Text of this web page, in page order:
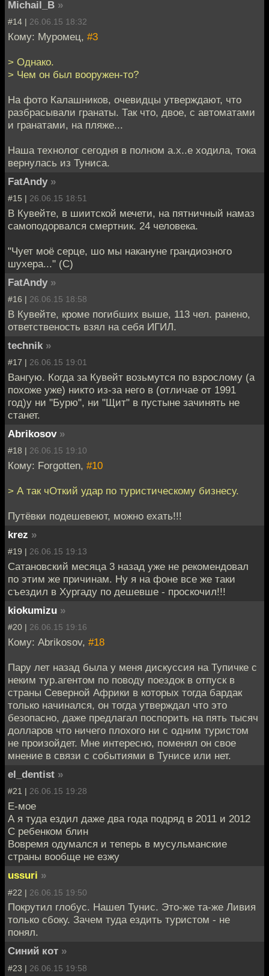
Michail_B »
#14 | 26.06.15 18:32
Кому: Муромец, #3
> Однако.
> Чем он был вооружен-то?
На фото Калашников, очевидцы утверждают, что
разбрасывали гранаты. Так что, двое, с автоматами
и гранатами, на пляже...
Наша технолог сегодня в полном а.х..е ходила, тока
вернулась из Туниса.
FatAndy »
#15 | 26.06.15 18:51
В Кувейте, в шиитской мечети, на пятничный намаз
самоподорвался смертник. 24 человека.
"Чует моё серце, шо мы накануне грандиозного
шухера..." (С)
FatAndy »
#16 | 26.06.15 18:58
В Кувейте, кроме погибших выше, 113 чел. ранено,
ответственость взял на себя ИГИЛ.
technik »
#17 | 26.06.15 19:01
Вангую. Когда за Кувейт возьмутся по взрослому (а
похоже уже) никто из-за него в (отличае от 1991
год)у ни "Бурю", ни "Щит" в пустыне зачинять не
станет.
Abrikosov »
#18 | 26.06.15 19:10
Кому: Forgotten, #10
> А так чОткий удар по туристическому бизнесу.
Путёвки подешевеют, можно ехать!!!
krez »
#19 | 26.06.15 19:13
Сатановский месяца 3 назад уже не рекомендовал
по этим же причинам. Ну я на фоне все же таки
съездил в Хургаду по дешевше - проскочил!!!
kiokumizu »
#20 | 26.06.15 19:16
Кому: Abrikosov, #18
Пару лет назад была у меня дискуссия на Тупичке с
неким тур.агентом по поводу поездок в отпуск в
страны Северной Африки в которых тогда бардак
только начинался, он тогда утверждал что это
безопасно, даже предлагал поспорить на пять тысяч
долларов что ничего плохого ни с одним туристом
не произойдет. Мне интересно, поменял он свое
мнение в связи с событиями в Тунисе или нет.
el_dentist »
#21 | 26.06.15 19:28
Е-мое
А я туда ездил даже два года подряд в 2011 и 2012
С ребенком блин
Вовремя одумался и теперь в мусульманские
страны вообще не езжу
ussuri »
#22 | 26.06.15 19:50
Покрутил глобус. Нашел Тунис. Это-же та-же Ливия
только сбоку. Зачем туда ездить туристом - не
понял.
Синий кот »
#23 | 26.06.15 19:58